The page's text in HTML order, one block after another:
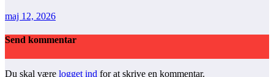
maj 12, 2026
Send kommentar
Du skal være logget ind for at skrive en kommentar.